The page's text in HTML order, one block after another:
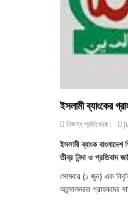
ইসলামী ব্যাংকের
নিজস্ব প্রতিবেদক :
ইসলামী ব্যাংক
তীব্র নিন্দা ও প্রতিবাদ
সোমবার (১ জুন) এক
আন্দোলনরত গ্রাহকদের